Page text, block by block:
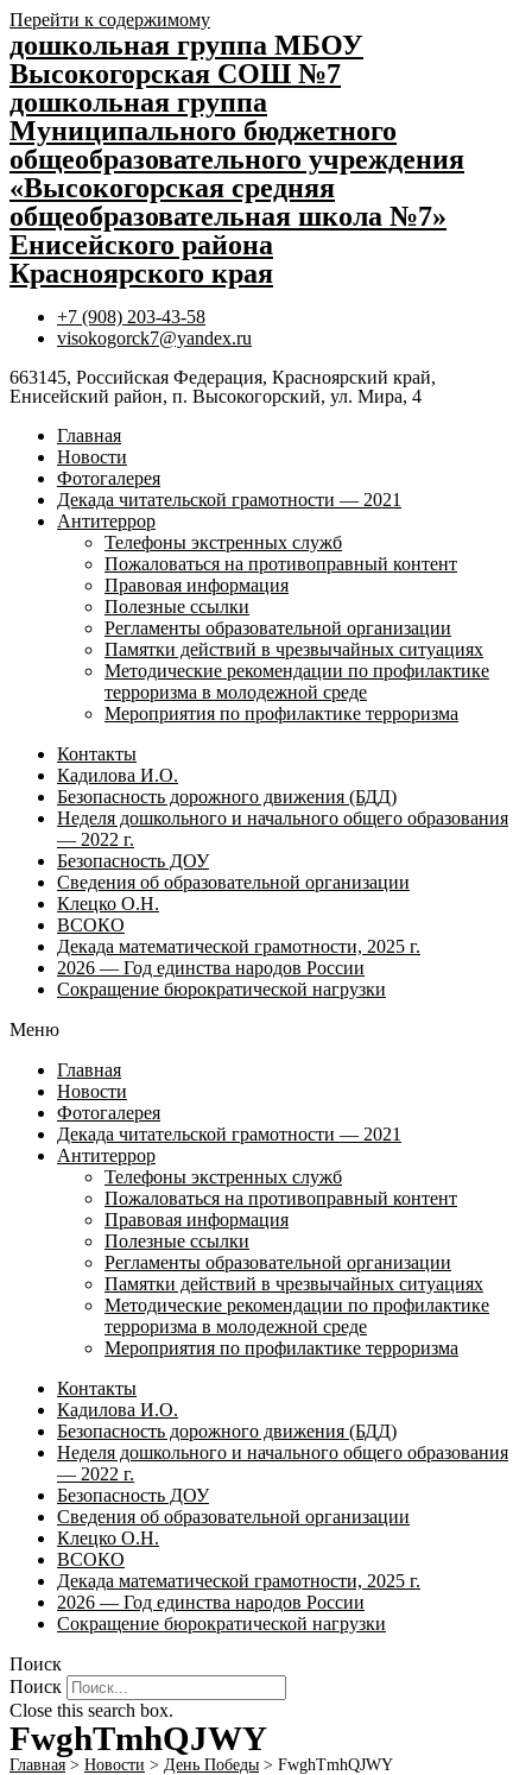
Перейти к содержимому
дошкольная группа МБОУ
Высокогорская СОШ №7
дошкольная группа
Муниципального бюджетного
общеобразовательного учреждения
«Высокогорская средняя
общеобразовательная школа №7»
Енисейского района
Красноярского края
+7 (908) 203-43-58
visokogorck7@yandex.ru
663145, Российская Федерация, Красноярский край,
Енисейский район, п. Высокогорский, ул. Мира, 4
Главная
Новости
Фотогалерея
Декада читательской грамотности — 2021
Антитеррор
Телефоны экстренных служб
Пожаловаться на противоправный контент
Правовая информация
Полезные ссылки
Регламенты образовательной организации
Памятки действий в чрезвычайных ситуациях
Методические рекомендации по профилактике
терроризма в молодежной среде
Мероприятия по профилактике терроризма
Контакты
Кадилова И.О.
Безопасность дорожного движения (БДД)
Неделя дошкольного и начального общего образования
— 2022 г.
Безопасность ДОУ
Сведения об образовательной организации
Клецко О.Н.
ВСОКО
Декада математической грамотности, 2025 г.
2026 — Год единства народов России
Сокращение бюрократической нагрузки
Меню
Главная
Новости
Фотогалерея
Декада читательской грамотности — 2021
Антитеррор
Телефоны экстренных служб
Пожаловаться на противоправный контент
Правовая информация
Полезные ссылки
Регламенты образовательной организации
Памятки действий в чрезвычайных ситуациях
Методические рекомендации по профилактике
терроризма в молодежной среде
Мероприятия по профилактике терроризма
Контакты
Кадилова И.О.
Безопасность дорожного движения (БДД)
Неделя дошкольного и начального общего образования
— 2022 г.
Безопасность ДОУ
Сведения об образовательной организации
Клецко О.Н.
ВСОКО
Декада математической грамотности, 2025 г.
2026 — Год единства народов России
Сокращение бюрократической нагрузки
Поиск
Поиск
Close this search box.
FwghTmhQJWY
Главная > Новости > День Победы > FwghTmhQJWY